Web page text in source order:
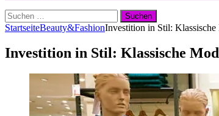
Suchen
nach:
StartseiteBeauty&FashionInvestition in Stil: Klassische
Investition in Stil: Klassische